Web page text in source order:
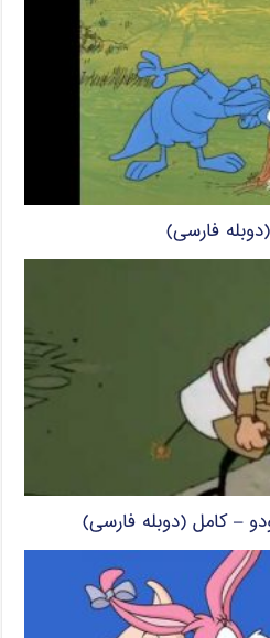
فارسی)
– کامل (دوبله فارسی)